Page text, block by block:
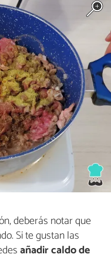
deberás notar que
Si te gustan las
añadir caldo de